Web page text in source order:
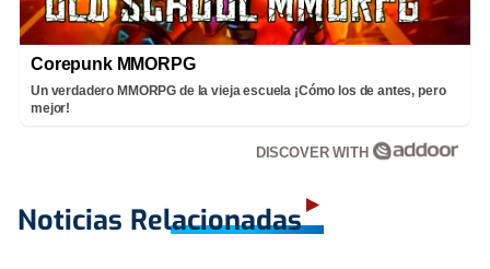
Corepunk MMORPG
Un verdadero MMORPG de la vieja escuela ¡Cómo los de antes, pero
mejor!
DISCOVER WITH
Noticias Relacionadas